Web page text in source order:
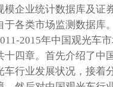
模企业统计数据库及证
于各类市场监测数据库
2015年中国观光车
十四章。首先介绍了中
车行业发展状况，接着